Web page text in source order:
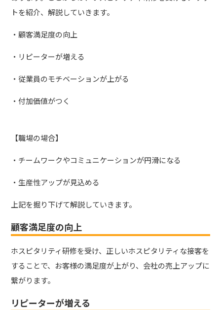
トを紹介、解説していきます。
・顧客満足度の向上
・リピーターが増える
・従業員のモチベーションが上がる
・付加価値がつく
【職場の場合】
・チームワークやコミュニケーションが円滑になる
・生産性アップが見込める
上記を掘り下げて解説していきます。
顧客満足度の向上
ホスピタリティ研修を受け、正しいホスピタリティな接客を
することで、お客様の満足度が上がり、会社の売上アップに
繋がります。
リピーターが増える